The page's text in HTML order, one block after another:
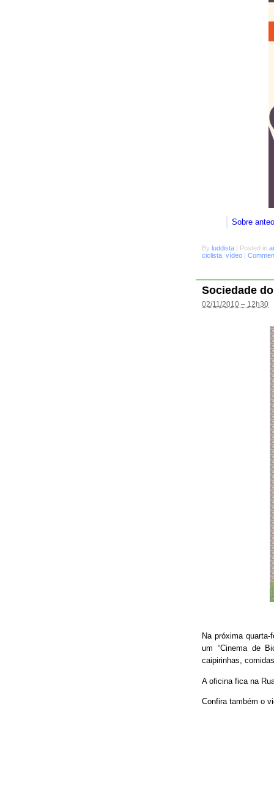
Sobre
By luddista Posted in
ciclista vídeo
Sociedade
02/11/2010 – 12h30
Na próxima
um “Cinema de
caipirinhas,
A oficina fica na
Confira também o